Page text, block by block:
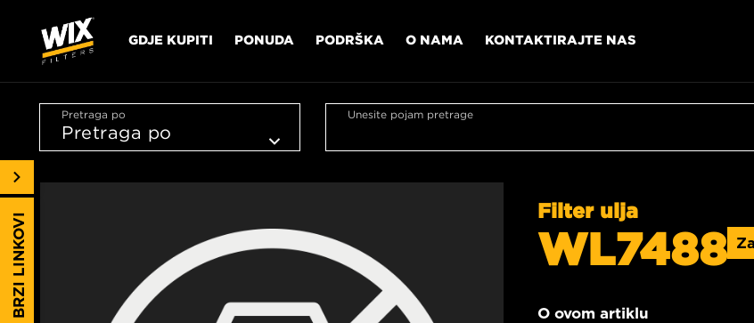
GDJE KUPITI PONUDA PODRŠKA O NAMA KONTAKTIRAJTE NAS
Pretraga po Unesite pojam pretrage
Filter ulja
WL7488
O ovom artiklu
BRZI LINKOVI